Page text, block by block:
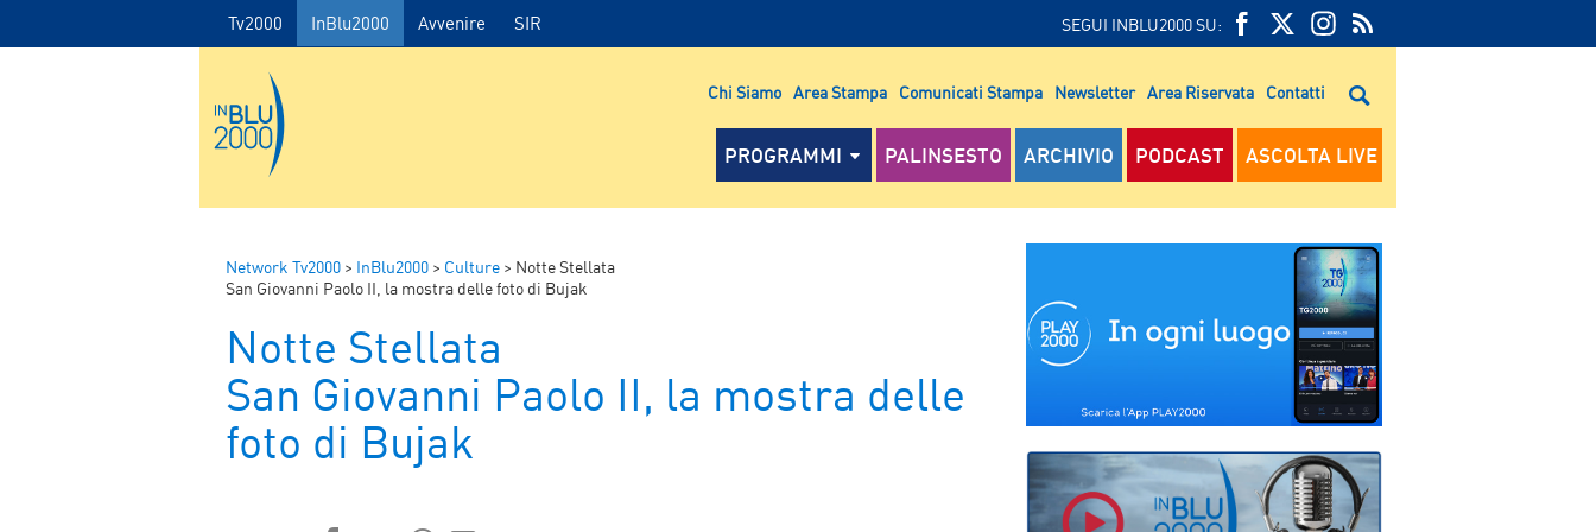
Tv2000 InBlu2000 Avvenire SIR SEGUI INBLU2000 SU:
FEED
RSS
RSS
Chi Siamo Area Stampa Comunicati Stampa Newsletter Area Riservata Contatti
PROGRAMMI PALINSESTO ARCHIVIO PODCAST ASCOLTA LIVE
Network Tv2000 > InBlu2000 > Culture > Notte Stellata
San Giovanni Paolo II, la mostra delle foto di Bujak
Notte Stellata
San Giovanni Paolo II, la mostra delle
foto di Bujak